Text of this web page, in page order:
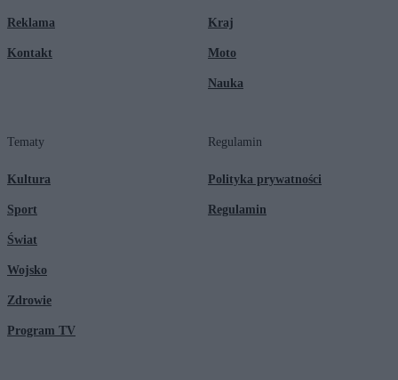
Reklama
Kontakt
Kraj
Moto
Nauka
Tematy
Kultura
Sport
Świat
Wojsko
Zdrowie
Program TV
Regulamin
Polityka prywatności
Regulamin